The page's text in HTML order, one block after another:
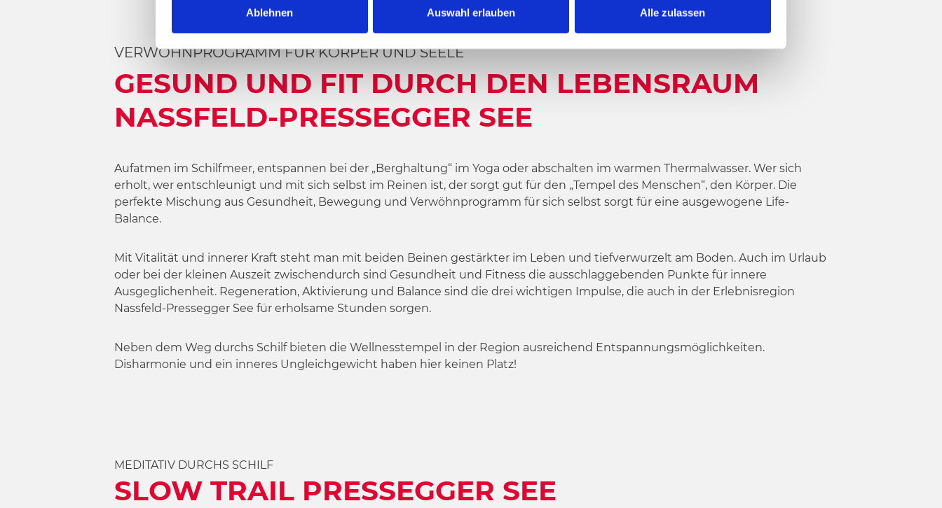
g
n
g
s
a
Ablehnen Auswahl erlauben Alle zulassen
VERWÖHNPROGRAMM FÜR KÖRPER UND SEELE
GESUND UND FIT DURCH DEN LEBENSRAUM
NASSFELD-PRESSEGGER SEE
Aufatmen im Schilfmeer, entspannen bei der „Berghaltung“ im Yoga oder abschalten im warmen Thermalwasser. Wer sich
erholt, wer entschleunigt und mit sich selbst im Reinen ist, der sorgt gut für den „Tempel des Menschen“, den Körper. Die
perfekte Mischung aus Gesundheit, Bewegung und Verwöhnprogramm für sich selbst sorgt für eine ausgewogene Life-
Balance.
Mit Vitalität und innerer Kraft steht man mit beiden Beinen gestärkter im Leben und tiefverwurzelt am Boden. Auch im Urlaub
oder bei der kleinen Auszeit zwischendurch sind Gesundheit und Fitness die ausschlaggebenden Punkte für innere
Ausgeglichenheit. Regeneration, Aktivierung und Balance sind die drei wichtigen Impulse, die auch in der Erlebnisregion
Nassfeld-Pressegger See für erholsame Stunden sorgen.
Neben dem Weg durchs Schilf bieten die Wellnesstempel in der Region ausreichend Entspannungsmöglichkeiten.
Disharmonie und ein inneres Ungleichgewicht haben hier keinen Platz!
MEDITATIV DURCHS SCHILF
SLOW TRAIL PRESSEGGER SEE